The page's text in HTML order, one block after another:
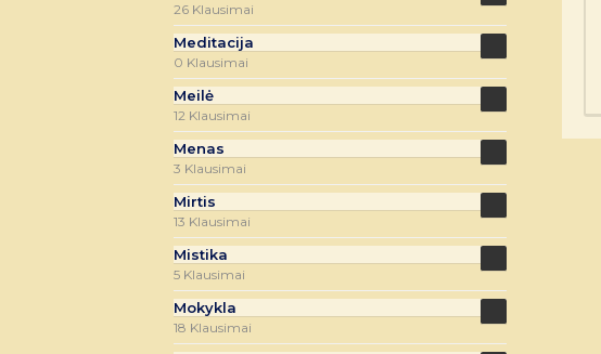
26 Klausimai
Meditacija
0 Klausimai
Meilė
12 Klausimai
Menas
3 Klausimai
Mirtis
13 Klausimai
Mistika
5 Klausimai
Mokykla
18 Klausimai